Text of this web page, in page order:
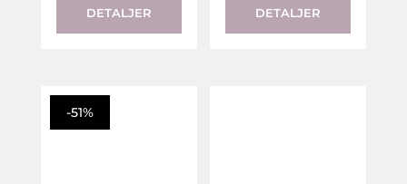
DETALJER DETALJER
-51%